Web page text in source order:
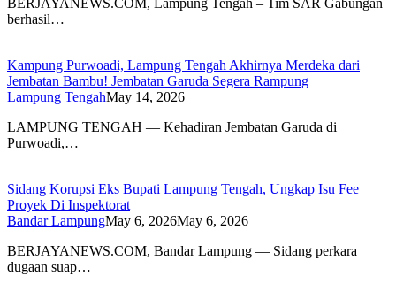
berhasil…
Kampung Purwoadi, Lampung Tengah Akhirnya Merdeka dari
Jembatan Bambu! Jembatan Garuda Segera Rampung
Lampung TengahMay 14, 2026
LAMPUNG TENGAH — Kehadiran Jembatan Garuda di
Purwoadi,…
Sidang Korupsi Eks Bupati Lampung Tengah, Ungkap Isu Fee
Proyek Di Inspektorat
Bandar LampungMay 6, 2026May 6, 2026
BERJAYANEWS.COM, Bandar Lampung — Sidang perkara
dugaan suap…